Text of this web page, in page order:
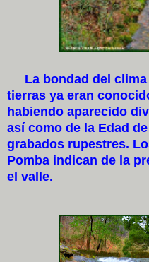
La bondad del clima
tierras ya eran
habiendo aparecido
así como de la Edad
grabados rupestres.
Pomba indican de la
el valle.